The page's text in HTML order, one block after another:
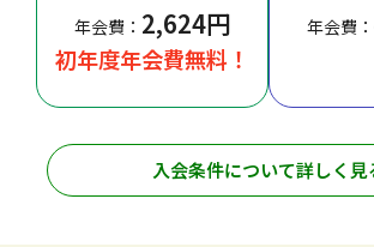
年会費： 2,624円
初年度年会費無料！
年会費：
入会条件について詳しく見